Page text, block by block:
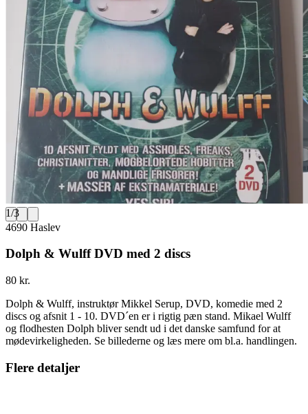
1/3
4690 Haslev
Dolph & Wulff DVD med 2 discs
80 kr.
Dolph & Wulff, instruktør Mikkel Serup, DVD, komedie med 2
discs og afsnit 1 - 10. DVD´en er i rigtig pæn stand. Mikael Wulff
og flodhesten Dolph bliver sendt ud i det danske samfund for at
mødevirkeligheden. Se billederne og læs mere om bl.a. handlingen.
Flere detaljer